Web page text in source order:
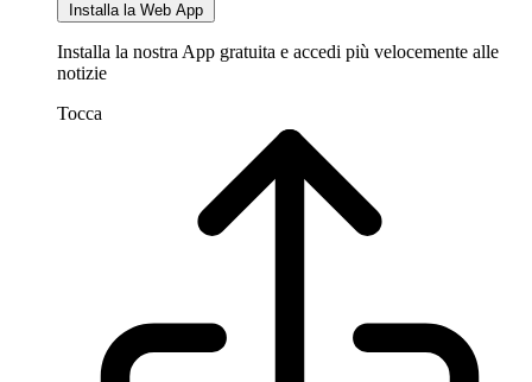
Installa la Web App
Installa la nostra App gratuita e accedi più velocemente alle
notizie
Tocca